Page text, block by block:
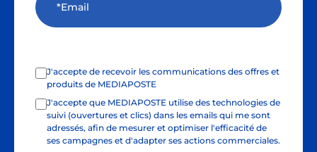
J'accepte de recevoir les communications des offres et
produits de MEDIAPOSTE
J'accepte que MEDIAPOSTE utilise des technologies de
suivi (ouvertures et clics) dans les emails qui me sont
adressés, afin de mesurer et optimiser l'efficacité de
ses campagnes et d'adapter ses actions commerciales.